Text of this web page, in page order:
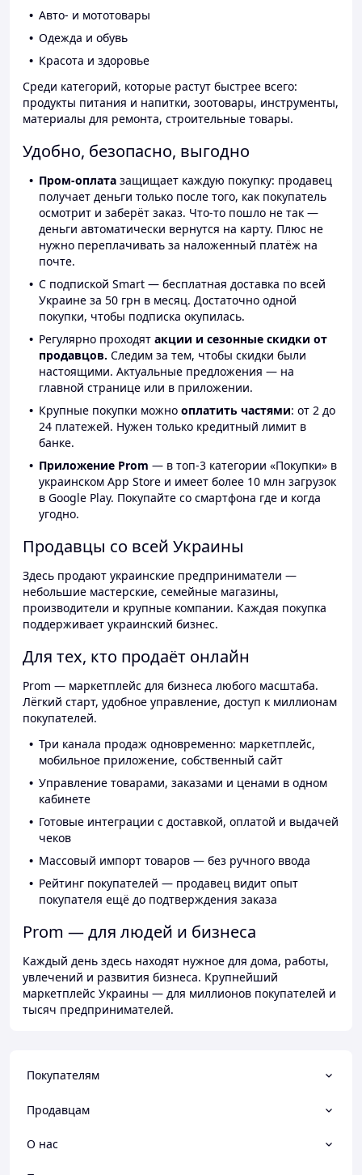
Авто- и мототовары
Одежда и обувь
Красота и здоровье
Среди категорий, которые растут быстрее всего:
продукты питания и напитки, зоотовары, инструменты,
материалы для ремонта, строительные товары.
Удобно, безопасно, выгодно
Пром-оплата защищает каждую покупку: продавец
получает деньги только после того, как покупатель
осмотрит и заберёт заказ. Что-то пошло не так —
деньги автоматически вернутся на карту. Плюс не
нужно переплачивать за наложенный платёж на
почте.
С подпиской Smart — бесплатная доставка по всей
Украине за 50 грн в месяц. Достаточно одной
покупки, чтобы подписка окупилась.
Регулярно проходят акции и сезонные скидки от
продавцов. Следим за тем, чтобы скидки были
настоящими. Актуальные предложения — на
главной странице или в приложении.
Крупные покупки можно оплатить частями: от 2 до
24 платежей. Нужен только кредитный лимит в
банке.
Приложение Prom — в топ-3 категории «Покупки» в
украинском App Store и имеет более 10 млн загрузок
в Google Play. Покупайте со смартфона где и когда
угодно.
Продавцы со всей Украины
Здесь продают украинские предприниматели —
небольшие мастерские, семейные магазины,
производители и крупные компании. Каждая покупка
поддерживает украинский бизнес.
Для тех, кто продаёт онлайн
Prom — маркетплейс для бизнеса любого масштаба.
Лёгкий старт, удобное управление, доступ к миллионам
покупателей.
Три канала продаж одновременно: маркетплейс,
мобильное приложение, собственный сайт
Управление товарами, заказами и ценами в одном
кабинете
Готовые интеграции с доставкой, оплатой и выдачей
чеков
Массовый импорт товаров — без ручного ввода
Рейтинг покупателей — продавец видит опыт
покупателя ещё до подтверждения заказа
Prom — для людей и бизнеса
Каждый день здесь находят нужное для дома, работы,
увлечений и развития бизнеса. Крупнейший
маркетплейс Украины — для миллионов покупателей и
тысяч предпринимателей.
Покупателям
Продавцам
О нас